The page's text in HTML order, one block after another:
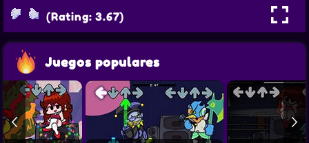
(Rating: 3.67)
Juegos populares